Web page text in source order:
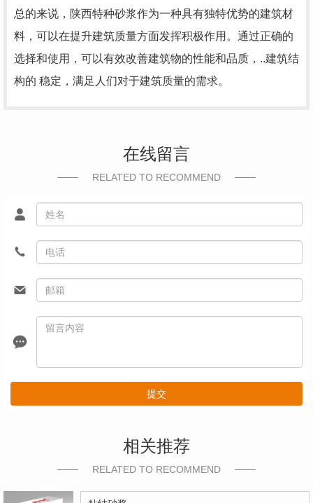
总的来说，陕西特种砂浆作为一种具有独特优势的建筑材
料，可以在提升建筑质量方面发挥积极作用。通过正确的
选择和使用，可以有效改善建筑物的性能和品质，..建筑结
构的 稳定，满足人们对于建筑质量的需求。
在线留言
RELATED TO RECOMMEND
提交
相关推荐
RELATED TO RECOMMEND